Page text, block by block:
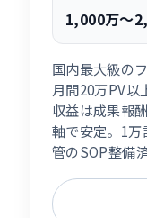
1,000万〜
国内最大級の
月間20万PV以
収益は成果報
軸で安定。1
管のSOP整備